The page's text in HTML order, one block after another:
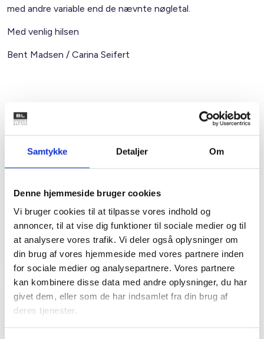
Samtykke Detaljer Om
Denne hjemmeside bruger cookies
Vi bruger cookies til at tilpasse vores indhold og
annoncer, til at vise dig funktioner til sociale medier og til
at analysere vores trafik. Vi deler også oplysninger om
din brug af vores hjemmeside med vores partnere inden
for sociale medier og analysepartnere. Vores partnere
kan kombinere disse data med andre oplysninger, du har
givet dem, eller som de har indsamlet fra din brug af
deres tjenester.
med andre variable end de nævnte nøgletal.
Med venlig hilsen
Bent Madsen / Carina Seifert
Kontakt
Adm. direktør
Tlf: 28 88 18 77
Relateret indhold